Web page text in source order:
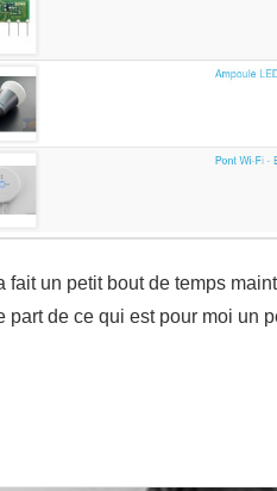
fait un petit bout de temps
part de ce qui est pour moi un